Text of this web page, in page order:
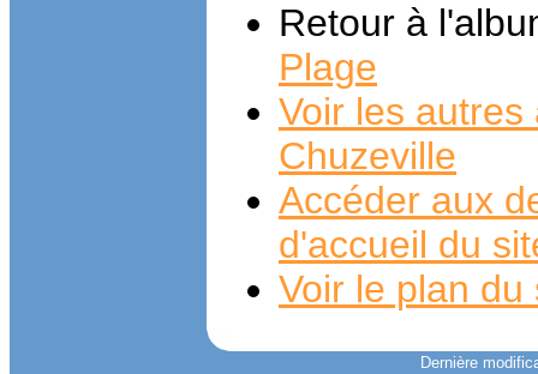
Retour à
Plage
Voir les
Chuzeville
Accéder aux
d'accueil du
Voir le plan du
Dernière